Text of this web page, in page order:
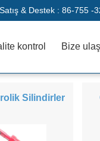
Satış & Destek : 86-755 -
kontrol Bize
Silindirler